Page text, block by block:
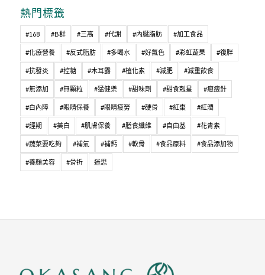
熱門標籤
#168 #B群 #三高 #代謝 #內臟脂肪 #加工食品
#化療營養 #反式脂肪 #多喝水 #好氣色 #彩虹蔬果 #復胖
#抗發炎 #控糖 #木耳露 #植化素 #減肥 #減重飲食
#無添加 #無顆粒 #猛健樂 #甜味劑 #甜食剋星 #瘦瘦針
#白內障 #眼睛保養 #眼睛疲勞 #硬骨 #紅棗 #紅潤
#經期 #美白 #肌膚保養 #膳食纖維 #自由基 #花青素
#蔬菜要吃夠 #補氣 #補鈣 #軟骨 #食品原料 #食品添加物
#養顏美容 #骨折 迷思